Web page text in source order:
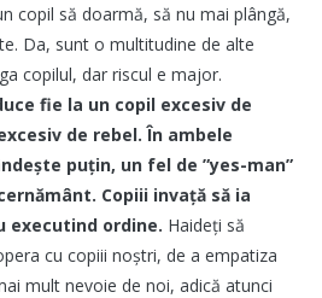
copil să doarmă, să nu mai plângă,
Da, sunt o multitudine de alte
copilul, dar riscul e major.
fie la un copil excesiv de
de rebel. În ambele
puțin, un fel de ”yes-man”
Copiii invață să ia
executind ordine. Haideți să
cu copiii noștri, de a empatiza
mult nevoie de noi, adică atunci